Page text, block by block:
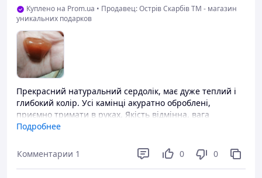
Куплено на Prom.ua • Продавец: Острів Скарбів ТМ - магазин
уникальних подарков
Прекрасний натуральний сердолік, має дуже теплий і
глибокий колір. Усі камінці акуратно оброблені,
приємно тримати в руках. Якість відмінна, вага
відповідає заявленій, рекомендую до покупки.Підходить
Преимущества
Натуральність
Подробнее
Комментарии 1 0 0